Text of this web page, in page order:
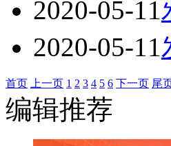
2020-05-11
2020-05-11
首页 上一页 1 2 3 4 5 6 下一页 尾
编辑推荐